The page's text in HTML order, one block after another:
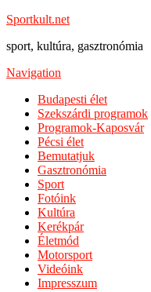
Sportkult.net
sport, kultúra, gasztronómia
Navigation
Budapesti élet
Szekszárdi programok
Programok-Kaposvár
Pécsi élet
Bemutatjuk
Gasztronómia
Sport
Fotóink
Kultúra
Kerékpár
Életmód
Motorsport
Videóink
Impresszum